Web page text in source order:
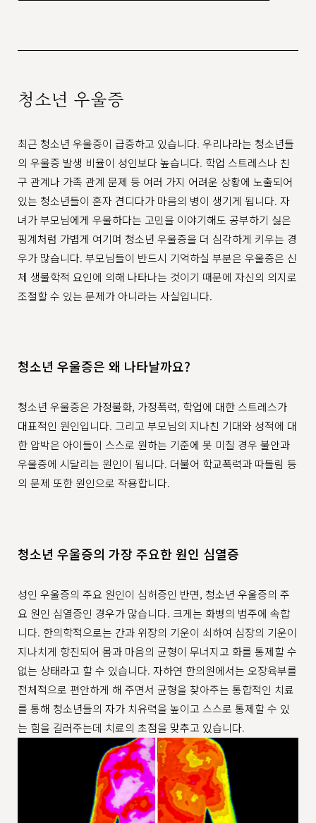
청소년 우울증
최근 청소년 우울증이 급증하고 있습니다. 우리나라는 청소년들
의 우울증 발생 비율이 성인보다 높습니다. 학업 스트레스나 친
구 관계나 가족 관계 문제 등 여러 가지 어려운 상황에 노출되어
있는 청소년들이 혼자 견디다가 마음의 병이 생기게 됩니다. 자
녀가 부모님에게 우울하다는 고민을 이야기해도 공부하기 싫은
핑계처럼 가볍게 여기며 청소년 우울증을 더 심각하게 키우는 경
우가 많습니다. 부모님들이 반드시 기억하실 부분은 우울증은 신
체 생물학적 요인에 의해 나타나는 것이기 때문에 자신의 의지로
조절할 수 있는 문제가 아니라는 사실입니다.
청소년 우울증은 왜 나타날까요?
청소년 우울증은 가정불화, 가정폭력, 학업에 대한 스트레스가
대표적인 원인입니다. 그리고 부모님의 지나친 기대와 성적에 대
한 압박은 아이들이 스스로 원하는 기준에 못 미칠 경우 불안과
우울증에 시달리는 원인이 됩니다. 더불어 학교폭력과 따돌림 등
의 문제 또한 원인으로 작용합니다.
청소년 우울증의 가장 주요한 원인 심열증
성인 우울증의 주요 원인이 심허증인 반면, 청소년 우울증의 주
요 원인 심열증인 경우가 많습니다. 크게는 화병의 범주에 속합
니다. 한의학적으로는 간과 위장의 기운이 쇠하여 심장의 기운이
지나치게 항진되어 몸과 마음의 균형이 무너지고 화를 통제할 수
없는 상태라고 할 수 있습니다. 자하연 한의원에서는 오장육부를
전체적으로 편안하게 해 주면서 균형을 찾아주는 통합적인 치료
를 통해 청소년들의 자가 치유력을 높이고 스스로 통제할 수 있
는 힘을 길러주는데 치료의 초점을 맞추고 있습니다.